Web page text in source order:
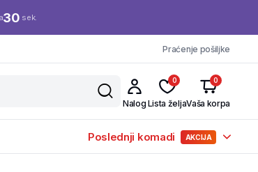
29 sek.
Praćenje pošiljke
Nalog
0
Lista želja
0
Vaša korpa
Poslednji komadi AKCIJA